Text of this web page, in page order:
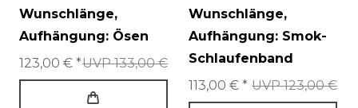
Wunschlänge,
Aufhängung: Ösen
UVP 133,00 €
123,00 € *
Wunschlänge,
Aufhängung: Smok-
Schlaufenband
UVP 123,00 €
113,00 € *